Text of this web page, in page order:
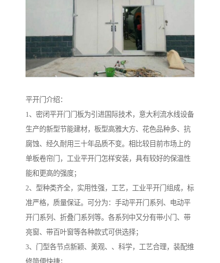
平开门介绍：
1、密闭平开门门板为引进国际技术，意大利流水线设备
生产的新型节能建材，板型高雅大方、花色品种多、抗
腐蚀、经久耐用三十年品质不变。相比较目前市场上的
单板卷帘门，工业平开门怎样安装，具有较好的保温性
能和更高的强度；
2、型种类齐全，实用性强，工艺，工业平开门组成，标
准严格，质量保证。可分为：手动平开门系列、电动平
开门系列、折叠门系列等。各系列中又分有带小门、带
亮窗、带百叶窗等各种款式可供选择；
3、门型各节点新颖、美观、、科学，工艺合理，装配维